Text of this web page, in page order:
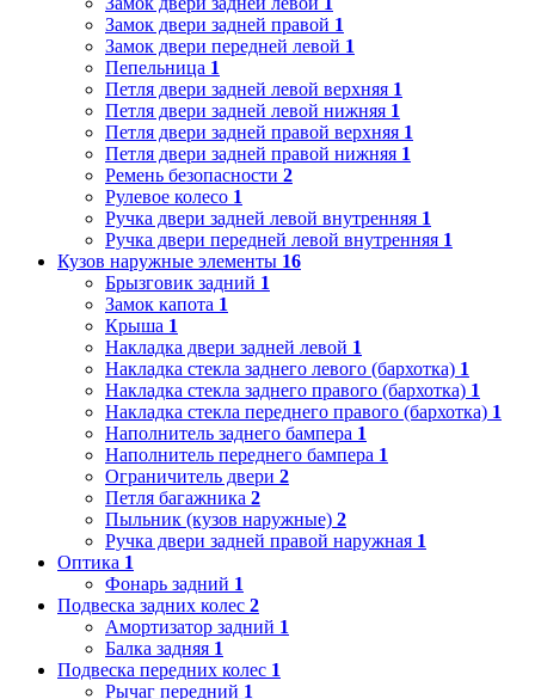
Замок двери задней правой 1
Замок двери передней левой 1
Пепельница 1
Петля двери задней левой верхняя 1
Петля двери задней левой нижняя 1
Петля двери задней правой верхняя 1
Петля двери задней правой нижняя 1
Ремень безопасности 2
Рулевое колесо 1
Ручка двери задней левой внутренняя 1
Ручка двери передней левой внутренняя 1
Кузов наружные элементы 16
Брызговик задний 1
Замок капота 1
Крыша 1
Накладка двери задней левой 1
Накладка стекла заднего левого (бархотка) 1
Накладка стекла заднего правого (бархотка) 1
Накладка стекла переднего правого (бархотка) 1
Наполнитель заднего бампера 1
Наполнитель переднего бампера 1
Ограничитель двери 2
Петля багажника 2
Пыльник (кузов наружные) 2
Ручка двери задней правой наружная 1
Оптика 1
Фонарь задний 1
Подвеска задних колес 2
Амортизатор задний 1
Балка задняя 1
Подвеска передних колес 1
Рычаг передний 1